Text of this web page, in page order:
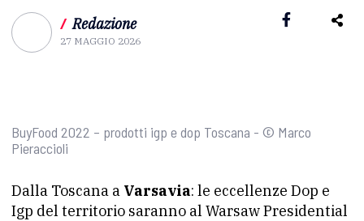
/ Redazione
27 MAGGIO 2026
BuyFood 2022 – prodotti igp e dop Toscana - © Marco
Pieraccioli
Dalla Toscana a Varsavia: le eccellenze Dop e
Igp del territorio saranno al Warsaw Presidential